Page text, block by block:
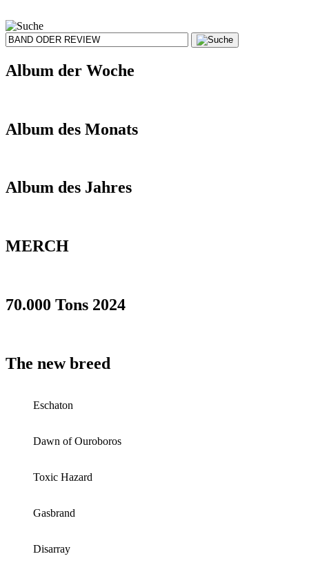
Album der Woche
Album des Monats
Album des Jahres
MERCH
70.000 Tons 2024
The new breed
Eschaton
Dawn of Ouroboros
Toxic Hazard
Gasbrand
Disarray